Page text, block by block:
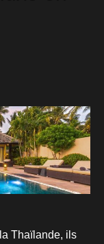
Thaïlande, ils